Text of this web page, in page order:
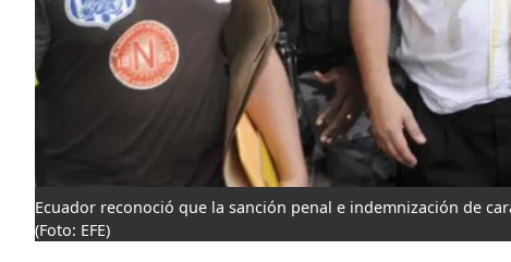
Ecuador reconoció que la sanción penal e indemnización de
(Foto: EFE)